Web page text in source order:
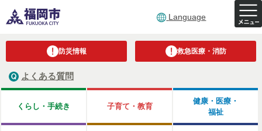
Language
防災情報 救急医療・消防
よくある質問
くらし・手続き 子育て・教育
健康・医療・
福祉